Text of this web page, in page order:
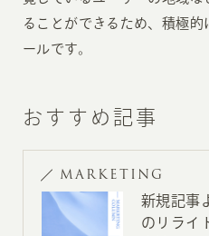
ることができるため、積極
ールです。
おすすめ記事
MARKETING
新規記事
のリライ